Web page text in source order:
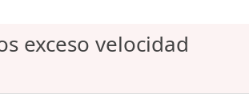
exceso velocidad